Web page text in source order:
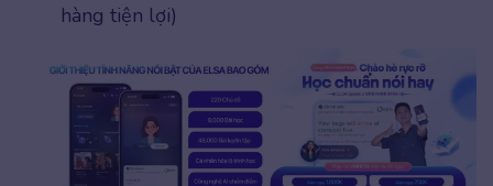
hàng tiện lợi)